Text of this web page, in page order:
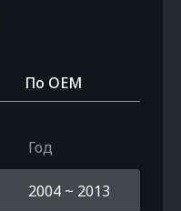
По OEM
Год
2004 ~ 2013